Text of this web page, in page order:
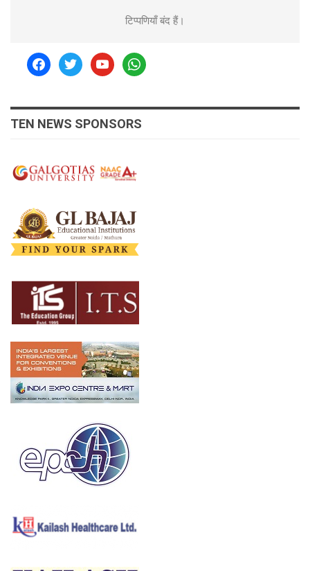
टिप्पणियाँ बंद हैं।
facebooktwitteryoutubewhatsapp
TEN NEWS SPONSORS